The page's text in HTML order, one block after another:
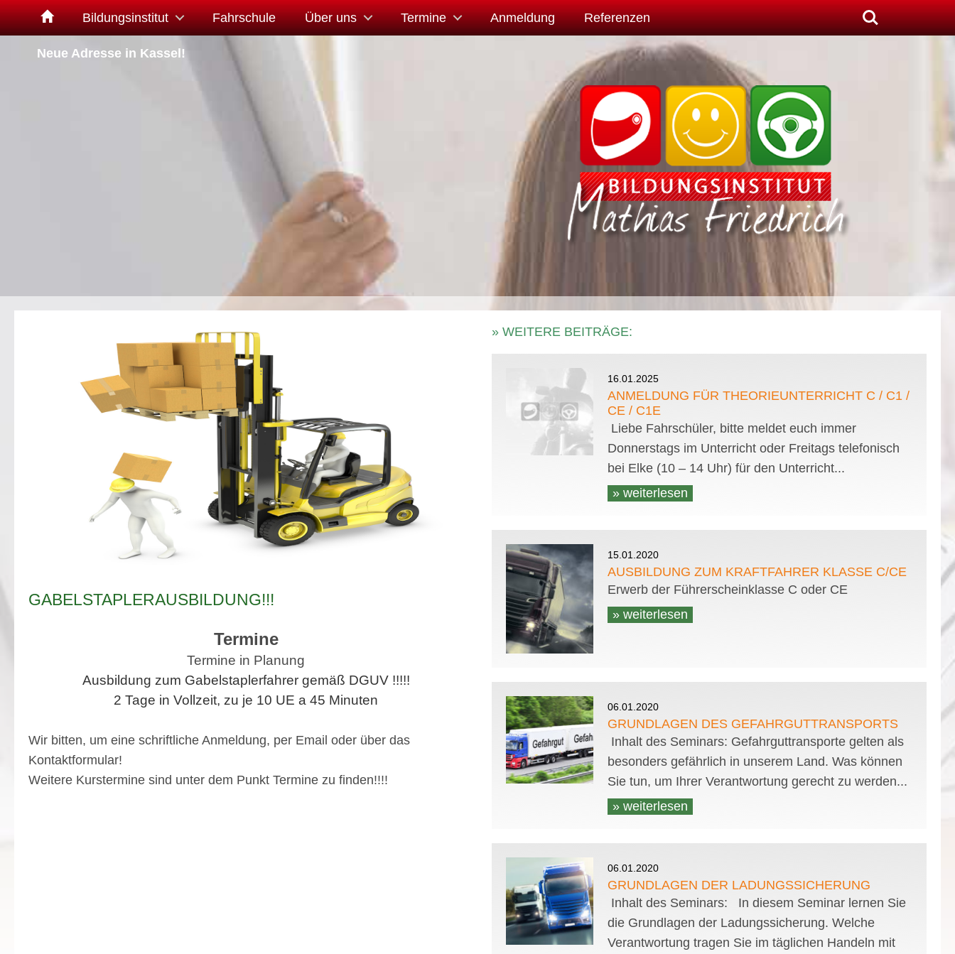
Bildungsinstitut Fahrschule Über uns Termine Anmeldung Referenzen
Neue Adresse in Kassel!
Search
GABELSTAPLERAUSBILDUNG!!!
Termine
Termine in Planung
Ausbildung zum Gabelstaplerfahrer gemäß DGUV !!!!!
2 Tage in Vollzeit, zu je 10 UE a 45 Minuten
Wir bitten, um eine schriftliche Anmeldung, per Email oder über das
Kontaktformular!
Weitere Kurstermine sind unter dem Punkt Termine zu finden!!!!
» WEITERE BEITRÄGE:
16.01.2025
ANMELDUNG FÜR THEORIEUNTERRICHT C / C1 /
CE / C1E
Liebe Fahrschüler, bitte meldet euch immer
Donnerstags im Unterricht oder Freitags telefonisch
bei Elke (10 – 14 Uhr) für den Unterricht...
» weiterlesen
15.01.2020
AUSBILDUNG ZUM KRAFTFAHRER KLASSE C/CE
Erwerb der Führerscheinklasse C oder CE
» weiterlesen
06.01.2020
GRUNDLAGEN DES GEFAHRGUTTRANSPORTS
Inhalt des Seminars: Gefahrguttransporte gelten als
besonders gefährlich in unserem Land. Was können
Sie tun, um Ihrer Verantwortung gerecht zu werden...
» weiterlesen
06.01.2020
GRUNDLAGEN DER LADUNGSSICHERUNG
Inhalt des Seminars: In diesem Seminar lernen Sie
die Grundlagen der Ladungssicherung. Welche
Verantwortung tragen Sie im täglichen Handeln mit